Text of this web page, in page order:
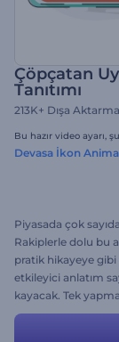
Çöpçatan
Tanıtımı
213K+ Dışa
Bu hazır video ayarı,
Devasa İkon
Piyasada çok
Rakiplerle dolu bu
pratik hikayeye
etkileyici anlatım
kayacak. Tek
bilgileri kendinize